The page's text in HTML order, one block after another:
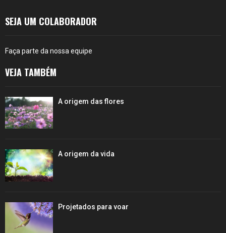
SEJA UM COLABORADOR
Faça parte da nossa equipe
VEJA TAMBÉM
A origem das flores
A origem da vida
Projetados para voar